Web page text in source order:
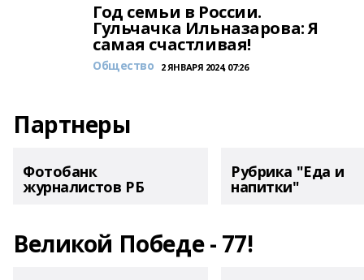
Год семьи в России.
Гульчачка Ильназарова: Я
самая счастливая!
Общество 2 ЯНВАРЯ 2024, 07:26
Партнеры
Фотобанк
журналистов РБ
Рубрика "Еда и
напитки"
Великой Победе - 77!